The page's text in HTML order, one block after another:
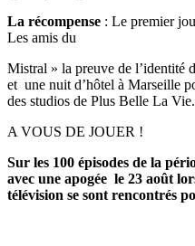
La récompense : Le premier
Les amis du
Mistral » la preuve de l’identité
et une nuit d’hôtel à Marseille
des studios de Plus Belle La Vie.
A VOUS DE JOUER !
Sur les 100 épisodes de la
avec une apogée le 23 août
télévision se sont rencontrés